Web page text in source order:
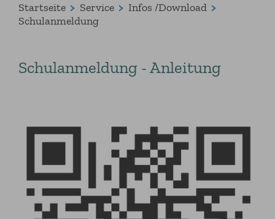
Startseite Service
Infos /Download
Schulanmeldung
Schulanmeldung - Anleitung